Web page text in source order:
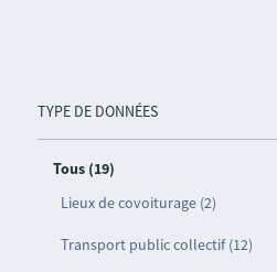
TYPE DE DONNÉES
Tous (19)
Lieux de covoiturage (2)
Transport public collectif (12)